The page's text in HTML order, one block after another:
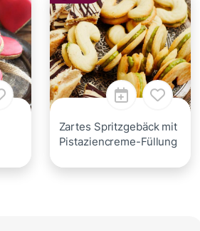
Zartes Spritzgebäck mit
Pistaziencreme-Füllung